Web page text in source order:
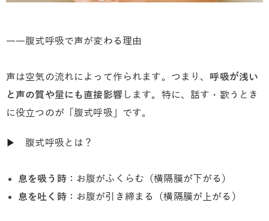
――腹式呼吸で声が変わる理由
声は空気の流れによって作られます。つまり、 呼吸が浅い
と声の質や量にも直接影響します。特に、話す・歌うとき
に役立つのが「腹式呼吸」です。
▶ 腹式呼吸とは？
息を吸う時：お腹がふくらむ（横隔膜が下がる）
息を吐く時：お腹が引き締まる（横隔膜が上がる）